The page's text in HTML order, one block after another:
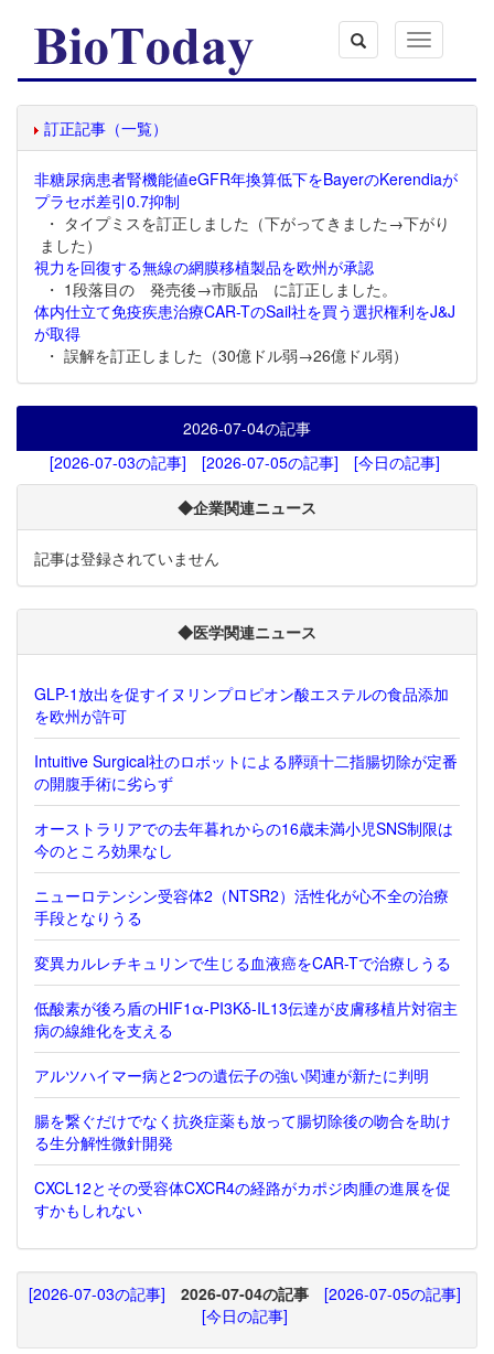
Toggle
navigation
訂正記事（一覧）
非糖尿病患者腎機能値eGFR年換算低下をBayerのKerendiaが
プラセボ差引0.7抑制
・ タイプミスを訂正しました（下がってきました→下がり
ました）
視力を回復する無線の網膜移植製品を欧州が承認
・ 1段落目の 発売後→市販品 に訂正しました。
体内仕立て免疫疾患治療CAR-TのSail社を買う選択権利をJ&J
が取得
・ 誤解を訂正しました（30億ドル弱→26億ドル弱）
2026-07-04の記事
[2026-07-03の記事]
[2026-07-05の記事] [今日の記事]
◆企業関連ニュース
記事は登録されていません
◆医学関連ニュース
GLP-1放出を促すイヌリンプロピオン酸エステルの食品添加
を欧州が許可
Intuitive Surgical社のロボットによる膵頭十二指腸切除が定番
の開腹手術に劣らず
オーストラリアでの去年暮れからの16歳未満小児SNS制限は
今のところ効果なし
ニューロテンシン受容体2（NTSR2）活性化が心不全の治療
手段となりうる
変異カルレチキュリンで生じる血液癌をCAR-Tで治療しうる
低酸素が後ろ盾のHIF1α-PI3Kδ-IL13伝達が皮膚移植片対宿主
病の線維化を支える
アルツハイマー病と2つの遺伝子の強い関連が新たに判明
腸を繋ぐだけでなく抗炎症薬も放って腸切除後の吻合を助け
る生分解性微針開発
CXCL12とその受容体CXCR4の経路がカポジ肉腫の進展を促
すかもしれない
[2026-07-03の記事] 2026-07-04の記事
[2026-07-05の記事]
[今日の記事]